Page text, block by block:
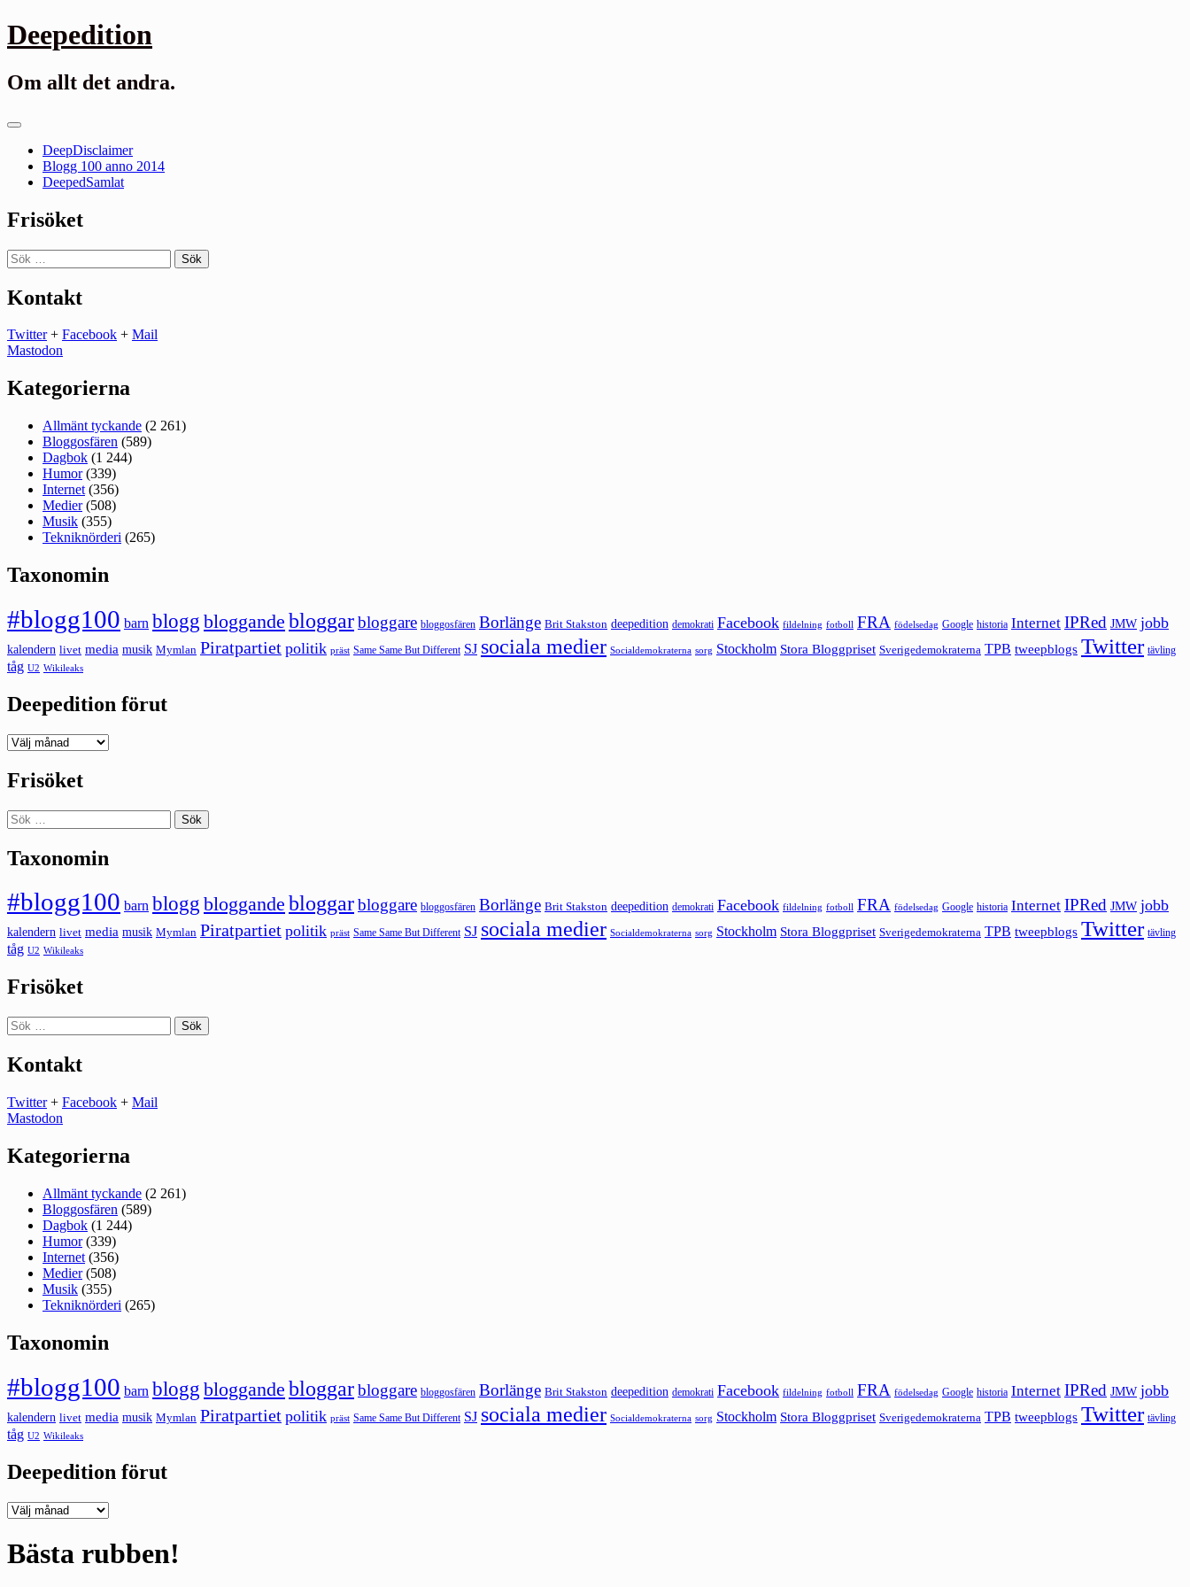
Gå
till
Deepedition
Om allt det andra.
Primär
DeepDisclaimer
Blogg 100 anno 2014
DeepedSamlat
Frisöket
Sök
efter:
Kontakt
Twitter+ Facebook + Mail
Mastodon
Kategorierna
Allmänt tyckande (2 261)
Bloggosfären (589)
Dagbok (1 244)
Humor(339)
Internet (356)
Medier(508)
Musik (355)
Tekniknörderi (265)
Taxonomin
#blogg100 barn blogg bloggande bloggarbloggare bloggosfären Borlänge Brit Stakston deepedition demokrati Facebook fildelning fotboll FRA födelsedag Google historia Internet IPRed JMW jobb
kalendern livet media musik Mymlan Piratpartiet politik präst Same Same But Different SJ sociala medier Socialdemokraterna sorg Stockholm Stora Bloggpriset Sverigedemokraterna TPB tweepblogs Twitter tävling
tåg U2 Wikileaks
Deepedition förut
Deepedition
Frisöket
Sök
efter:
Taxonomin
#blogg100 barn blogg bloggande bloggarbloggare bloggosfären Borlänge Brit Stakston deepedition demokrati Facebook fildelning fotboll FRA födelsedag Google historia Internet IPRed JMW jobb
kalendern livet media musik Mymlan Piratpartiet politik präst Same Same But Different SJ sociala medier Socialdemokraterna sorg Stockholm Stora Bloggpriset Sverigedemokraterna TPB tweepblogs Twitter tävling
tåg U2 Wikileaks
Frisöket
Sök
efter:
Kontakt
Twitter+ Facebook + Mail
Mastodon
Kategorierna
Allmänt tyckande (2 261)
Bloggosfären (589)
Dagbok (1 244)
Humor(339)
Internet (356)
Medier(508)
Musik (355)
Tekniknörderi (265)
Taxonomin
#blogg100 barn blogg bloggande bloggarbloggare bloggosfären Borlänge Brit Stakston deepedition demokrati Facebook fildelning fotboll FRA födelsedag Google historia Internet IPRed JMW jobb
kalendern livet media musik Mymlan Piratpartiet politik präst Same Same But Different SJ sociala medier Socialdemokraterna sorg Stockholm Stora Bloggpriset Sverigedemokraterna TPB tweepblogs Twitter tävling
tåg U2 Wikileaks
Deepedition förut
Deepedition
Bästa rubben!